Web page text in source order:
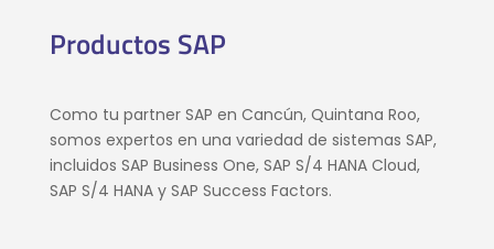
Productos SAP
Como tu partner SAP en Cancún, Quintana Roo,
somos expertos en una variedad de sistemas SAP,
incluidos SAP Business One, SAP S/4 HANA Cloud,
SAP S/4 HANA y SAP Success Factors.